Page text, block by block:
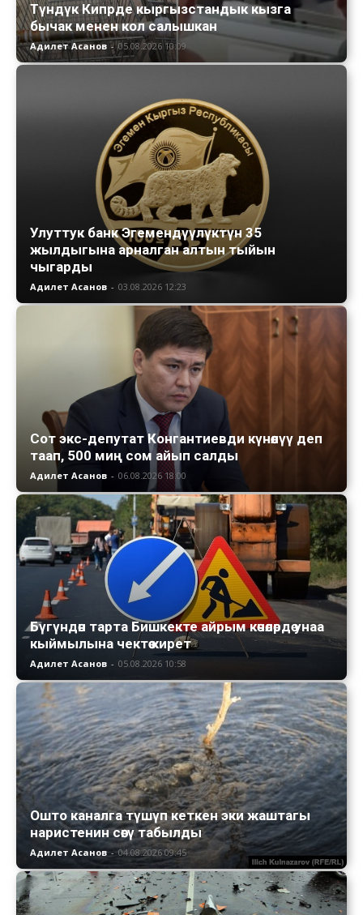
Түндүк Кипрде кыргызстандык кызга
бычак менен кол салышкан
Адилет Асанов - 05.08.2026 10:09
Улуттук банк Эгемендүүлүктүн 35
жылдыгына арналган алтын тыйын
чыгарды
Адилет Асанов - 03.08.2026 12:23
Сот экс-депутат Конгантиевди күнөөлүү деп
таап, 500 миң сом айып салды
Адилет Асанов - 06.08.2026 18:00
Бүгүндөн тарта Бишкекте айрым көчөлөрдө унаа
кыймылына чектөө кирет
Адилет Асанов - 05.08.2026 10:58
Ошто каналга түшүп кеткен эки жаштагы
наристенин сөөгү табылды
Адилет Асанов - 04.08.2026 09:45